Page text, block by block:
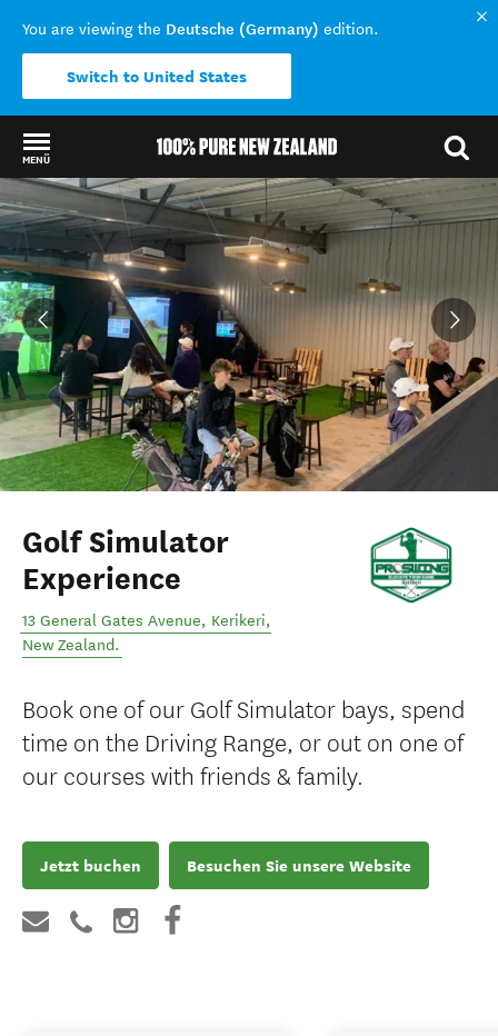
You are viewing the Deutsche (Germany) edition.
Switch to United States
MENÜ
Back to my results
Golf Simulator
Experience
13 General Gates Avenue, Kerikeri,
New Zealand.
Book one of our Golf Simulator bays, spend
time on the Driving Range, or out on one of
our courses with friends & family.
Jetzt buchen Besuchen Sie unsere Website